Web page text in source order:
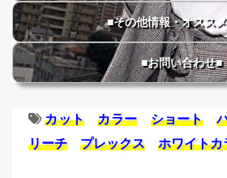
■その他情報・オスス
■お問い合わせ■
カット カラー ショート
リーチ
プレックス ホワイトカ